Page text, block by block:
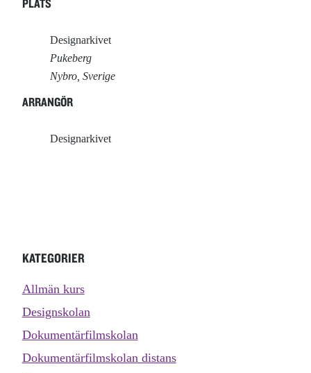
PLATS
Designarkivet
Pukeberg
Nybro, Sverige
ARRANGÖR
Designarkivet
KATEGORIER
Allmän kurs
Designskolan
Dokumentärfilmskolan
Dokumentärfilmskolan distans